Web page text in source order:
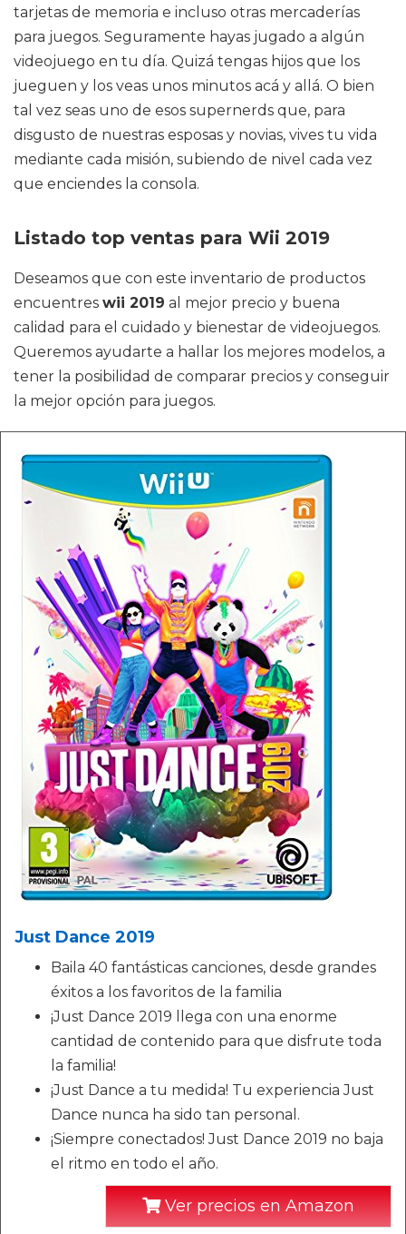
tarjetas de memoria e incluso otras mercaderías
para juegos. Seguramente hayas jugado a algún
videojuego en tu día. Quizá tengas hijos que los
jueguen y los veas unos minutos acá y allá. O bien
tal vez seas uno de esos supernerds que, para
disgusto de nuestras esposas y novias, vives tu vida
mediante cada misión, subiendo de nivel cada vez
que enciendes la consola.
Listado top ventas para Wii 2019
Deseamos que con este inventario de productos
encuentres wii 2019 al mejor precio y buena
calidad para el cuidado y bienestar de videojuegos.
Queremos ayudarte a hallar los mejores modelos, a
tener la posibilidad de comparar precios y conseguir
la mejor opción para juegos.
Just Dance 2019
Baila 40 fantásticas canciones, desde grandes
éxitos a los favoritos de la familia
¡Just Dance 2019 llega con una enorme
cantidad de contenido para que disfrute toda
la familia!
¡Just Dance a tu medida! Tu experiencia Just
Dance nunca ha sido tan personal.
¡Siempre conectados! Just Dance 2019 no baja
el ritmo en todo el año.
Ver precios en Amazon